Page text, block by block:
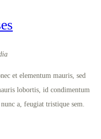
et elementum mauris, sed
lobortis, id condimentum
a, feugiat tristique sem.